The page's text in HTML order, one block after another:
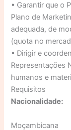
• Garantir que o
Plano de
adequada, de
(quota no
• Dirigir e
Representações
humanos e
Requisitos
Nacionalidade:
Moçambicana